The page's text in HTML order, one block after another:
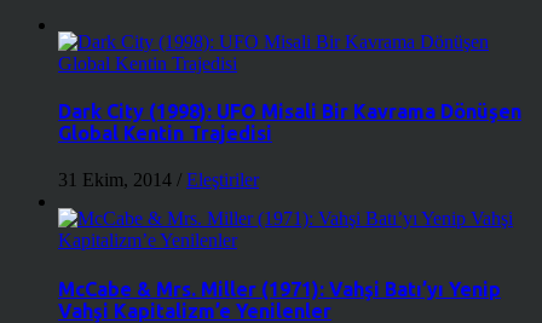
Dark City (1998): UFO Misali Bir Kavrama Dönüşen
Global Kentin Trajedisi
31 Ekim, 2014 / Eleştiriler
McCabe & Mrs. Miller (1971): Vahşi Batı’yı Yenip
Vahşi Kapitalizm’e Yenilenler